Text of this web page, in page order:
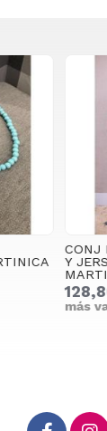
CON